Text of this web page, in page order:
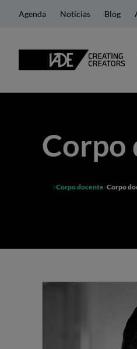
Agenda Notícias Blog
Corpo
Corpo docente Corpo